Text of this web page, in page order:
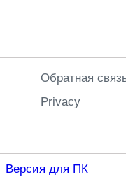
Обратная
Privacy
Версия для ПК